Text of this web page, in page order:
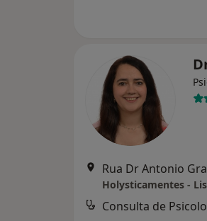
Rua Dr Antonio
Holysticamentes -
Consulta de